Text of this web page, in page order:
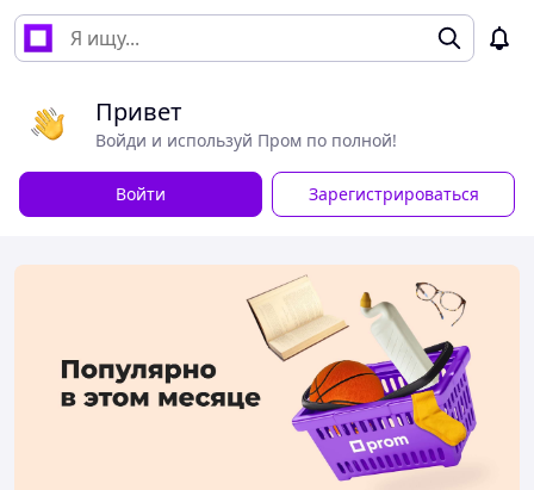
Привет
Войди и используй Пром по полной!
Войти Зарегистрироваться